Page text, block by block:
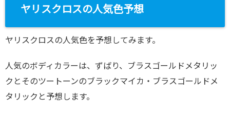
ヤリスクロスの人気色予想
ヤリスクロスの人気色を予想してみます。
人気のボディカラーは、ずばり、ブラスゴールドメタリッ
クとそのツートーンのブラックマイカ・ブラスゴールドメ
タリックと予想します。